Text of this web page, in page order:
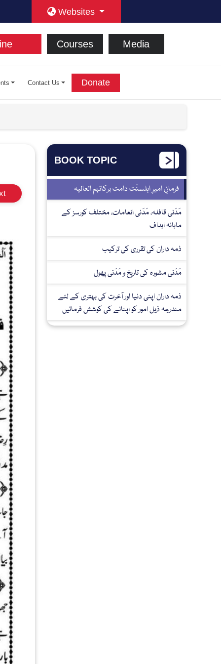
Websites
Courses Media
Contact Us Donate
BOOK TOPIC
فرمانِ امیرِ اہلسنّت دامت برکاتہم العالیہ
مَدَنی قافلہ، مَدَنی انعامات، مختلف کورسز کے
ماہانہ اہداف
ذمہ داران کی تقرری کی ترکیب
مَدَنی مشورہ کی تاریخ و مَدَنی پھول
ذمہ داران اپنی دنیا اور آخرت کی بہتری کے لئے
مندرجہ ذیل امور کو اپنانے کی کوشش فرمائیں